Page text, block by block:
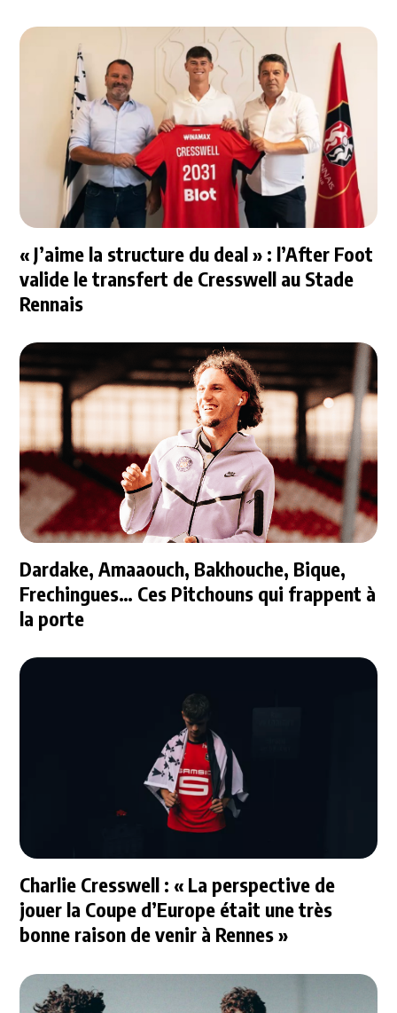
« J’aime la structure du deal » : l’After Foot
valide le transfert de Cresswell au Stade
Rennais
Dardake, Amaaouch, Bakhouche, Bique,
Frechingues… Ces Pitchouns qui frappent à
la porte
Charlie Cresswell : « La perspective de
jouer la Coupe d’Europe était une très
bonne raison de venir à Rennes »